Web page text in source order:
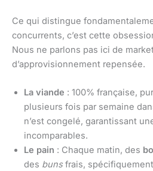
Ce qui distingue
concurrents, c’est cette
Nous ne parlons pas ici de
d’approvisionnement repensée.
La viande : 100% française,
plusieurs fois par semaine
n’est congelé, garantissant
incomparables.
Le pain : Chaque matin, des
des bunsfrais,